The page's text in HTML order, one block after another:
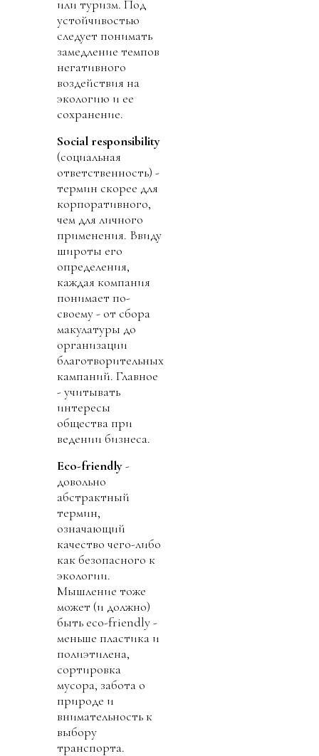
или туризм. Под
устойчивостью
следует понимать
замедление темпов
негативного
воздействия на
экологию и ее
сохранение.
Social responsibility
(социальная
ответственность) -
термин скорее для
корпоративного,
чем для личного
применения. Ввиду
широты его
определения,
каждая компания
понимает по-
своему - от сбора
макулатуры до
организации
благотворительных
кампаний. Главное
- учитывать
интересы
общества при
ведении бизнеса.
Eco-friendly-
довольно
абстрактный
термин,
означающий
качество чего-либо
как безопасного к
экологии.
Мышление тоже
может (и должно)
быть eco-friendly -
меньше пластика и
полиэтилена,
сортировка
мусора, забота о
природе и
внимательность к
выбору
транспорта.